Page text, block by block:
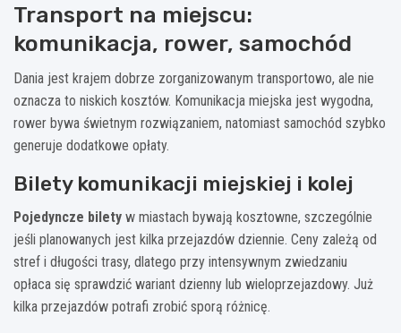
Transport na miejscu:
komunikacja, rower, samochód
Dania jest krajem dobrze zorganizowanym transportowo, ale nie
oznacza to niskich kosztów. Komunikacja miejska jest wygodna,
rower bywa świetnym rozwiązaniem, natomiast samochód szybko
generuje dodatkowe opłaty.
Bilety komunikacji miejskiej i kolej
Pojedyncze bilety w miastach bywają kosztowne, szczególnie
jeśli planowanych jest kilka przejazdów dziennie. Ceny zależą od
stref i długości trasy, dlatego przy intensywnym zwiedzaniu
opłaca się sprawdzić wariant dzienny lub wieloprzejazdowy. Już
kilka przejazdów potrafi zrobić sporą różnicę.